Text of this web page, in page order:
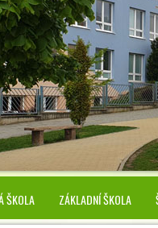
ŠKOLA ZÁKLADNÍ ŠKOLA